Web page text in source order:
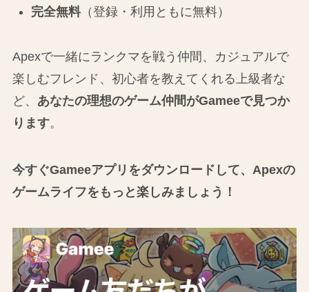
完全無料（登録・利用ともに無料）
Apexで一緒にランクマを戦う仲間、カジュアルで
楽しむフレンド、初心者を教えてくれる上級者な
ど、 あなたの理想のゲーム仲間がGameeで見つか
ります。
今すぐGameeアプリをダウンロードして、Apexの
ゲームライフをもっと楽しみましょう！